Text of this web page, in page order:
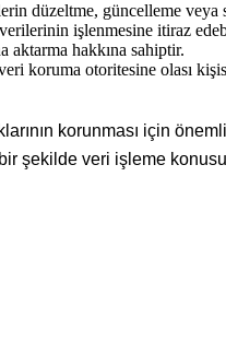
düzeltme, güncelleme veya
işlenmesine itiraz
hakkına sahiptir.
koruma otoritesine olası
korunması için
şekilde veri işleme